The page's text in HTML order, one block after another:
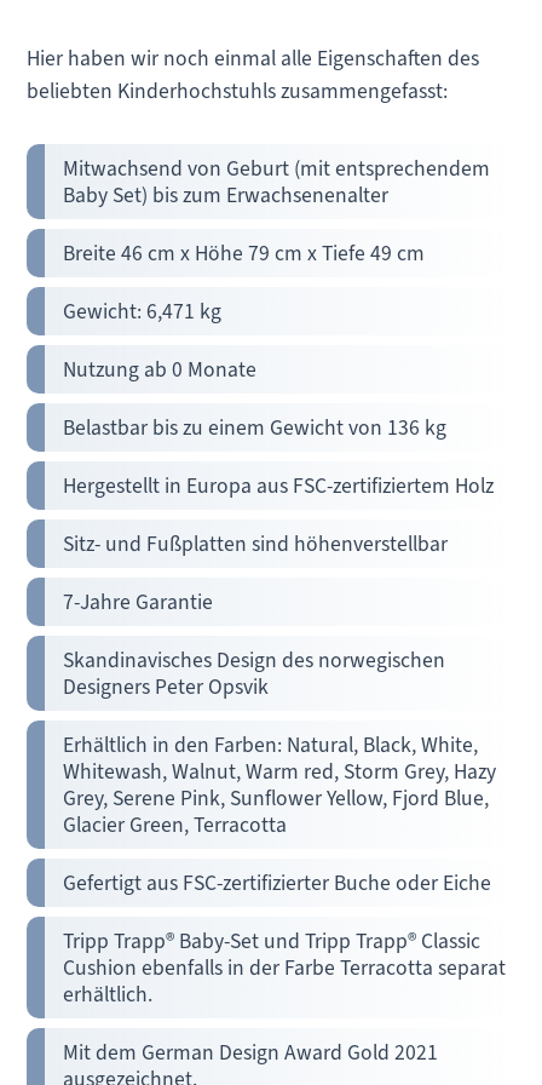
Hier haben wir noch einmal alle Eigenschaften des
beliebten Kinderhochstuhls zusammengefasst:
Mitwachsend von Geburt (mit entsprechendem
Baby Set) bis zum Erwachsenenalter
Breite 46 cm x Höhe 79 cm x Tiefe 49 cm
Gewicht: 6,471 kg
Nutzung ab 0 Monate
Belastbar bis zu einem Gewicht von 136 kg
Hergestellt in Europa aus FSC-zertifiziertem Holz
Sitz- und Fußplatten sind höhenverstellbar
7-Jahre Garantie
Skandinavisches Design des norwegischen
Designers Peter Opsvik
Erhältlich in den Farben: Natural, Black, White,
Whitewash, Walnut, Warm red, Storm Grey, Hazy
Grey, Serene Pink, Sunflower Yellow, Fjord Blue,
Glacier Green, Terracotta
Gefertigt aus FSC-zertifizierter Buche oder Eiche
Tripp Trapp® Baby-Set und Tripp Trapp® Classic
Cushion ebenfalls in der Farbe Terracotta separat
erhältlich.
Mit dem German Design Award Gold 2021
ausgezeichnet.